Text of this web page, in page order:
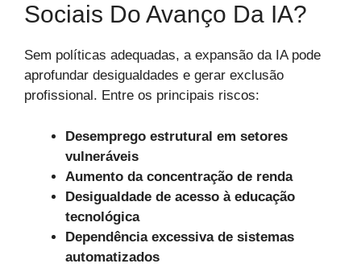
Sociais Do Avanço Da IA?
Sem políticas adequadas, a expansão da IA pode
aprofundar desigualdades e gerar exclusão
profissional. Entre os principais riscos:
Desemprego estrutural em setores
vulneráveis
Aumento da concentração de renda
Desigualdade de acesso à educação
tecnológica
Dependência excessiva de sistemas
automatizados